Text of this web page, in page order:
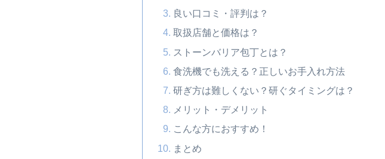
良い口コミ・評判は？
取扱店舗と価格は？
ストーンバリア包丁とは？
食洗機でも洗える？正しいお手入れ方法
研ぎ方は難しくない？研ぐタイミングは？
メリット・デメリット
こんな方におすすめ！
まとめ